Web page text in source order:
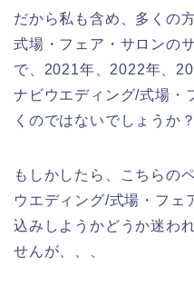
だから私も含め、多くの
式場・フェア・サロンの
で、2021年、2022年、
ナビウエディング/式場・
くのではないでしょうか？
もしかしたら、こちらの
ウエディング/式場・フェ
込みしようかどうか迷わ
せんが、、、